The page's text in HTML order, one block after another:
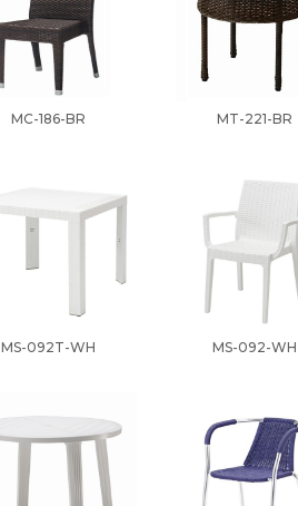
MC-186-BR MT-221-BR
MS-092T-WH MS-092-WH